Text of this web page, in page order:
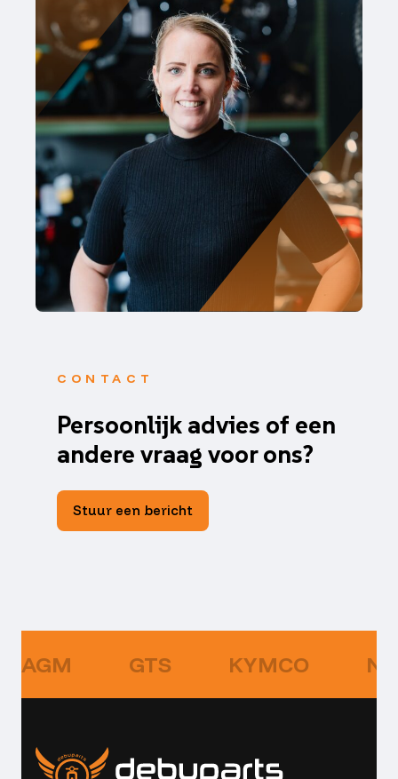
CONTACT
Persoonlijk advies of een
andere vraag voor ons?
Stuur een bericht
AGM GTS KYMCO